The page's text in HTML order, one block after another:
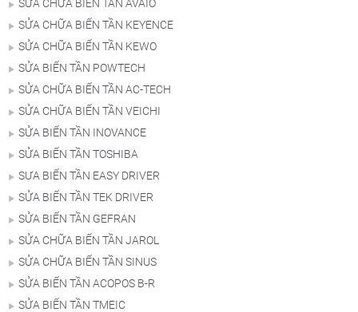
SỬA CHỮA BIẾN TẦN AVAIO
SỬA CHỮA BIẾN TẦN KEYENCE
SỬA CHỮA BIẾN TẦN KEWO
SỬA BIẾN TẦN POWTECH
SỬA CHỮA BIẾN TẦN AC-TECH
SỬA CHỮA BIẾN TẦN VEICHI
SỬA BIẾN TẦN INOVANCE
SỬA BIẾN TẦN TOSHIBA
SƯA BIẾN TẦN EASY DRIVER
SỬA BIẾN TẦN TEK DRIVER
SỬA BIẾN TẦN GEFRAN
SỬA CHỮA BIẾN TẦN JAROL
SỬA CHỮA BIẾN TẦN SINUS
SỬA BIẾN TẦN ACOPOS B-R
SỬA BIẾN TẦN TMEIC